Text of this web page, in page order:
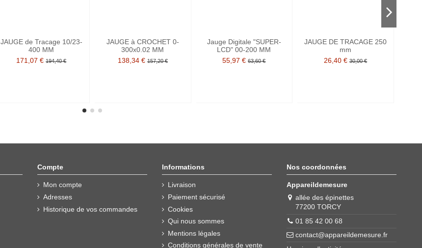
JAUGE de Tracage 10/23-
400 MM
171,07 € 194,40 €
JAUGE à CROCHET 0-
300x0.02 MM
138,34 € 157,20 €
Jauge Digitale "SUPER-
LCD" 00-200 MM
55,97 € 63,60 €
JAUGE DE TRACAGE 250
mm
26,40 € 30,00 €
Compte
Mon compte
Adresses
Historique de vos commandes
Informations
Livraison
Paiement sécurisé
Cookies
Qui nous sommes
Mentions légales
Conditions générales de vente
Nos coordonnées
Appareildemesure
allée des épinettes
77200 TORCY
01 85 42 00 68
contact@appareildemesure.fr